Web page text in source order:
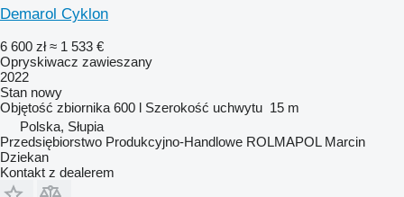
Demarol Cyklon
6 600 zł ≈ 1 533 €
Opryskiwacz zawieszany
2022
Stan nowy
Objętość zbiornika 600 l Szerokość uchwytu 15 m
Polska, Słupia
Przedsiębiorstwo Produkcyjno-Handlowe ROLMAPOL Marcin
Dziekan
Kontakt z dealerem